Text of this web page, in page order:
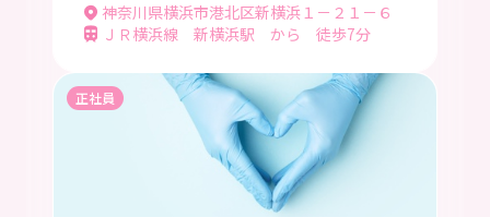
神奈川県横浜市港北区新横浜１－２１－６
ＪＲ横浜線 新横浜駅 から 徒歩7分
正社員